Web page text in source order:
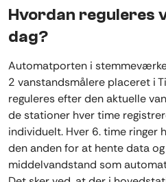
Hvordan reguleres
dag?
Automatporten i
2 vanstandsmålere placeret i
reguleres efter den aktuelle
de stationer hver time
individuelt. Hver 6. time ringer
den anden for at hente data
middelvandstand som